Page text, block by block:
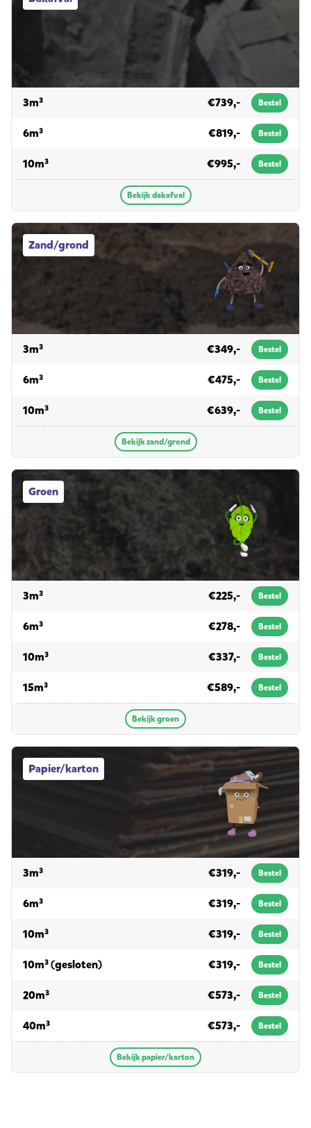
3m³voor dakafval €739,- Bestel
6m³voor dakafval €819,- Bestel
10m³voor dakafval €995,- Bestel
Bekijk dakafval
Zand/grond
Zand/grond afvalcontainers
3m³voor zand/grond €349,- Bestel
6m³voor zand/grond €475,- Bestel
10m³voor zand/grond €639,- Bestel
Bekijk zand/grond
Groen
Groen afvalcontainers
3m³voor groen €225,- Bestel
6m³voor groen €278,- Bestel
10m³voor groen €337,- Bestel
15m³voor groen €589,- Bestel
Bekijk groen
Papier/karton
Papier/karton afvalcontainers
3m³voor papier/karton €319,- Bestel
6m³voor papier/karton €319,- Bestel
10m³voor papier/karton €319,- Bestel
10m³ (gesloten)voor papier/karton €319,- Bestel
20m³voor papier/karton €573,- Bestel
40m³voor papier/karton €573,- Bestel
Bekijk papier/karton